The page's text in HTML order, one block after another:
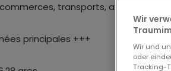
transports, axes routiers).
principales +++
Wir
Wir und
oder
Tracking-